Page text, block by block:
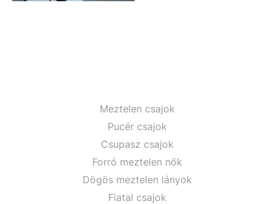
Meztelen csajok
Pucér csajok
Csupasz csajok
Forró meztelen nők
Dögös meztelen lányok
Fiatal csajok